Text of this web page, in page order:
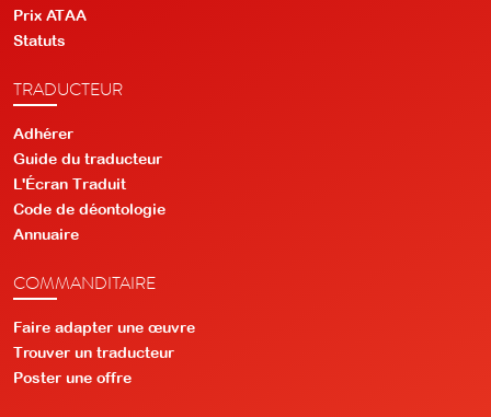
Prix ATAA
Statuts
TRADUCTEUR
Adhérer
Guide du traducteur
L'Écran Traduit
Code de déontologie
Annuaire
COMMANDITAIRE
Faire adapter une œuvre
Trouver un traducteur
Poster une offre